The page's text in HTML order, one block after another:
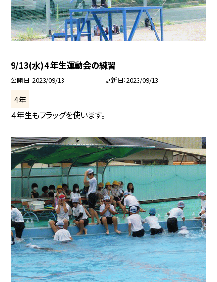
9/13(水)４年生運動会の練習
公開日 2023/09/13 更新日 2023/09/13
４年
４年生もフラッグを使います。